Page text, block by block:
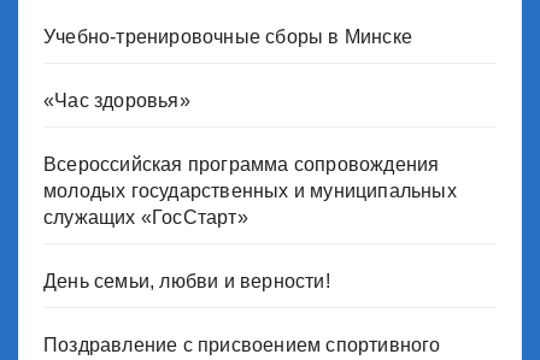
Учебно-тренировочные сборы в Минске
«Час здоровья»
Всероссийская программа сопровождения
молодых государственных и муниципальных
служащих «ГосСтарт»
День семьи, любви и верности!
Поздравление с присвоением спортивного